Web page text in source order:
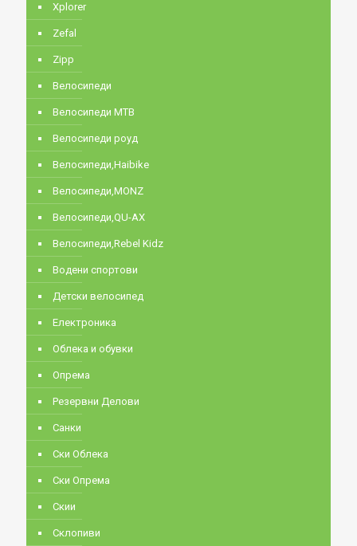
Xplorer
Zefal
Zipp
Велосипеди
Велосипеди MTB
Велосипеди роуд
Велосипеди,Haibike
Велосипеди,MONZ
Велосипеди,QU-AX
Велосипеди,Rebel Kidz
Водени спортови
Детски велосипед
Електроника
Облека и обувки
Опрема
Резервни Делови
Санки
Ски Облека
Ски Опрема
Скии
Склопиви